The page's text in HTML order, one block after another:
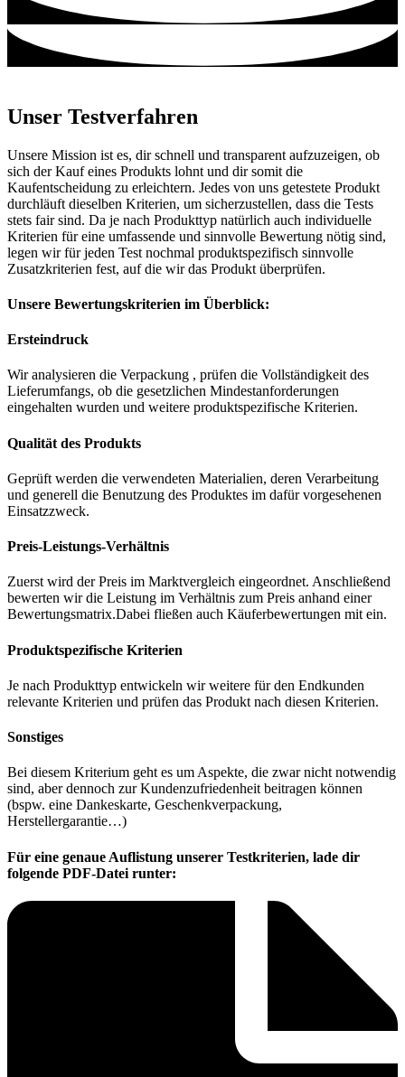
Unser Testverfahren
Unsere Mission ist es, dir schnell und transparent aufzuzeigen, ob
sich der Kauf eines Produkts lohnt und dir somit die
Kaufentscheidung zu erleichtern. Jedes von uns getestete Produkt
durchläuft dieselben Kriterien, um sicherzustellen, dass die Tests
stets fair sind. Da je nach Produkttyp natürlich auch individuelle
Kriterien für eine umfassende und sinnvolle Bewertung nötig sind,
legen wir für jeden Test nochmal produktspezifisch sinnvolle
Zusatzkriterien fest, auf die wir das Produkt überprüfen.
Unsere Bewertungskriterien im Überblick:
Ersteindruck
Wir analysieren die Verpackung , prüfen die Vollständigkeit des
Lieferumfangs, ob die gesetzlichen Mindestanforderungen
eingehalten wurden und weitere produktspezifische Kriterien.
Qualität des Produkts
Geprüft werden die verwendeten Materialien, deren Verarbeitung
und generell die Benutzung des Produktes im dafür vorgesehenen
Einsatzzweck.
Preis-Leistungs-Verhältnis
Zuerst wird der Preis im Marktvergleich eingeordnet. Anschließend
bewerten wir die Leistung im Verhältnis zum Preis anhand einer
Bewertungsmatrix.Dabei fließen auch Käuferbewertungen mit ein.
Produktspezifische Kriterien
Je nach Produkttyp entwickeln wir weitere für den Endkunden
relevante Kriterien und prüfen das Produkt nach diesen Kriterien.
Sonstiges
Bei diesem Kriterium geht es um Aspekte, die zwar nicht notwendig
sind, aber dennoch zur Kundenzufriedenheit beitragen können
(bspw. eine Dankeskarte, Geschenkverpackung,
Herstellergarantie…)
Für eine genaue Auflistung unserer Testkriterien, lade dir
folgende PDF-Datei runter: